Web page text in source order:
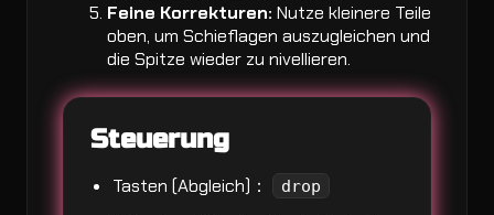
Feine Korrekturen: Nutze kleinere Teile
oben, um Schieflagen auszugleichen und
die Spitze wieder zu nivellieren.
Steuerung
Tasten (Abgleich)： drop